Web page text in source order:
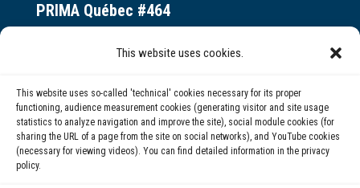
This website uses cookies.
This website uses so-called 'technical' cookies necessary for its proper
functioning, audience measurement cookies (generating visitor and site usage
statistics to analyze navigation and improve the site), social module cookies (for
sharing the URL of a page from the site on social networks), and YouTube cookies
(necessary for viewing videos). You can find detailed information in the privacy
policy.
PRIMA Québec #464
Montréal (QC) H3C 0B4
(514) 284-0211